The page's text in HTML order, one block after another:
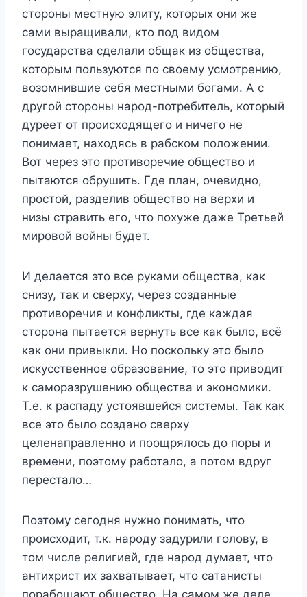
стороны местную элиту, которых они же
сами выращивали, кто под видом
государства сделали общак из общества,
которым пользуются по своему усмотрению,
возомнившие себя местными богами. А с
другой стороны народ-потребитель, который
дуреет от происходящего и ничего не
понимает, находясь в рабском положении.
Вот через это противоречие общество и
пытаются обрушить. Где план, очевидно,
простой, разделив общество на верхи и
низы стравить его, что похуже даже Третьей
мировой войны будет.
И делается это все руками общества, как
снизу, так и сверху, через созданные
противоречия и конфликты, где каждая
сторона пытается вернуть все как было, всё
как они привыкли. Но поскольку это было
искусственное образование, то это приводит
к саморазрушению общества и экономики.
Т.е. к распаду устоявшейся системы. Так как
все это было создано сверху
целенаправленно и поощрялось до поры и
времени, поэтому работало, а потом вдруг
перестало…
Поэтому сегодня нужно понимать, что
происходит, т.к. народу задурили голову, в
том числе религией, где народ думает, что
антихрист их захватывает, что сатанисты
порабощают общество. На самом же деле,